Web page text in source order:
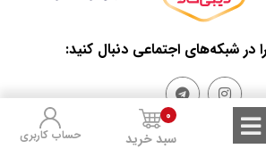
شبکه‌های اجتماعی دنبال کنید:
سبد خرید
0
حساب کاربری